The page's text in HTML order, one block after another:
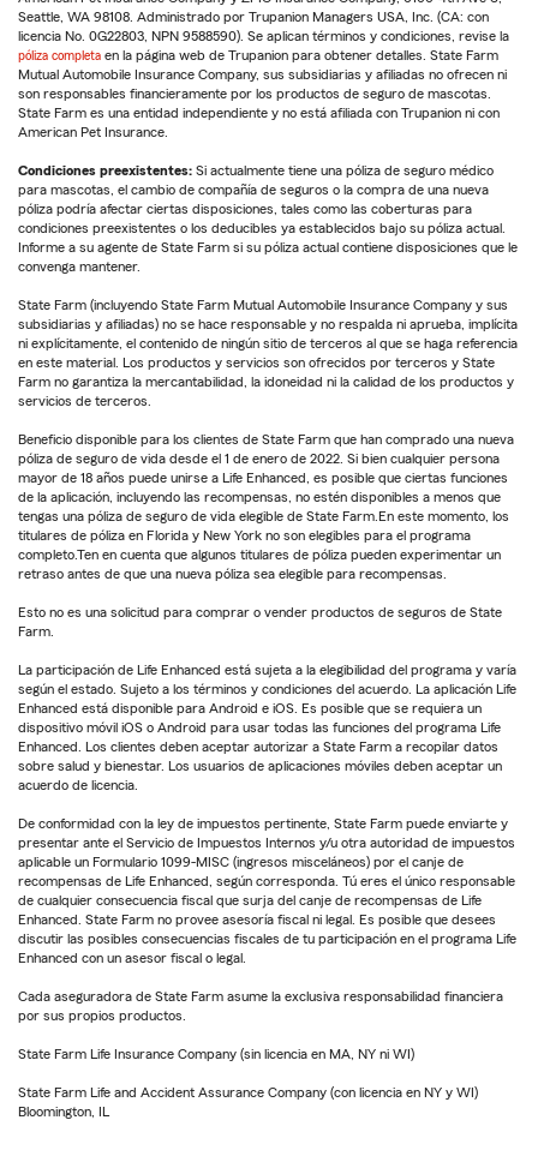
Seattle, WA 98108. Administrado por Trupanion Managers USA, Inc. (CA: con
licencia No. 0G22803, NPN 9588590). Se aplican términos y condiciones, revise la
póliza completa en la página web de Trupanion para obtener detalles. State Farm
Mutual Automobile Insurance Company, sus subsidiarias y afiliadas no ofrecen ni
son responsables financieramente por los productos de seguro de mascotas.
State Farm es una entidad independiente y no está afiliada con Trupanion ni con
American Pet Insurance.
Condiciones preexistentes: Si actualmente tiene una póliza de seguro médico
para mascotas, el cambio de compañía de seguros o la compra de una nueva
póliza podría afectar ciertas disposiciones, tales como las coberturas para
condiciones preexistentes o los deducibles ya establecidos bajo su póliza actual.
Informe a su agente de State Farm si su póliza actual contiene disposiciones que le
convenga mantener.
State Farm (incluyendo State Farm Mutual Automobile Insurance Company y sus
subsidiarias y afiliadas) no se hace responsable y no respalda ni aprueba, implícita
ni explícitamente, el contenido de ningún sitio de terceros al que se haga referencia
en este material. Los productos y servicios son ofrecidos por terceros y State
Farm no garantiza la mercantabilidad, la idoneidad ni la calidad de los productos y
servicios de terceros.
Beneficio disponible para los clientes de State Farm que han comprado una nueva
póliza de seguro de vida desde el 1 de enero de 2022. Si bien cualquier persona
mayor de 18 años puede unirse a Life Enhanced, es posible que ciertas funciones
de la aplicación, incluyendo las recompensas, no estén disponibles a menos que
tengas una póliza de seguro de vida elegible de State Farm.En este momento, los
titulares de póliza en Florida y New York no son elegibles para el programa
completo.Ten en cuenta que algunos titulares de póliza pueden experimentar un
retraso antes de que una nueva póliza sea elegible para recompensas.
Esto no es una solicitud para comprar o vender productos de seguros de State
Farm.
La participación de Life Enhanced está sujeta a la elegibilidad del programa y varía
según el estado. Sujeto a los términos y condiciones del acuerdo. La aplicación Life
Enhanced está disponible para Android e iOS. Es posible que se requiera un
dispositivo móvil iOS o Android para usar todas las funciones del programa Life
Enhanced. Los clientes deben aceptar autorizar a State Farm a recopilar datos
sobre salud y bienestar. Los usuarios de aplicaciones móviles deben aceptar un
acuerdo de licencia.
De conformidad con la ley de impuestos pertinente, State Farm puede enviarte y
presentar ante el Servicio de Impuestos Internos y/u otra autoridad de impuestos
aplicable un Formulario 1099-MISC (ingresos misceláneos) por el canje de
recompensas de Life Enhanced, según corresponda. Tú eres el único responsable
de cualquier consecuencia fiscal que surja del canje de recompensas de Life
Enhanced. State Farm no provee asesoría fiscal ni legal. Es posible que desees
discutir las posibles consecuencias fiscales de tu participación en el programa Life
Enhanced con un asesor fiscal o legal.
Cada aseguradora de State Farm asume la exclusiva responsabilidad financiera
por sus propios productos.
State Farm Life Insurance Company (sin licencia en MA, NY ni WI)
State Farm Life and Accident Assurance Company (con licencia en NY y WI)
Bloomington, IL